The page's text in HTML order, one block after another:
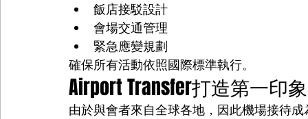
飯店接駁設計
會場交通管理
緊急應變規劃
確保所有活動依照國際標準執行。
Airport Transfer打造第一印象
由於與會者來自全球各地，因此機場接待